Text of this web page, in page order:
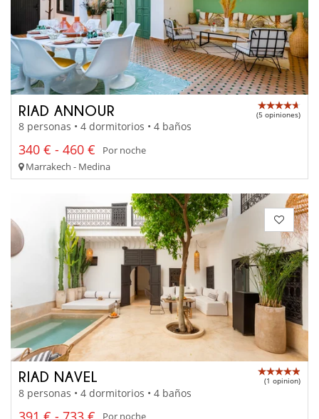
RIAD ANNOUR (5 opiniones)
8 personas • 4 dormitorios • 4 baños
340 € - 460 €
Por noche
Marrakech - Medina
RIAD NAVEL (1 opinion)
8 personas • 4 dormitorios • 4 baños
Por noche